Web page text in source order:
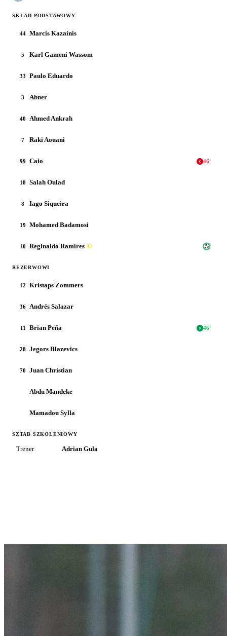
SKŁAD PODSTAWOWY
44 Marcis Kazainis
5 Karl Gameni Wassom
33 Paulo Eduardo
3 Abner
40 Ahmed Ankrah
7 Raki Aouani
99 Caio 46'
18 Salah Oulad
8 Iago Siqueira
19 Mohamed Badamosi
10 Reginaldo Ramires ©
REZERWOWI
12 Kristaps Zommers
36 Andrés Salazar
11 Brian Peña 46'
28 Jegors Blazevics
70 Juan Christian
Abdu Mandeke
Mamadou Sylla
SZTAB SZKOLENIOWY
Trener Adrian Gula